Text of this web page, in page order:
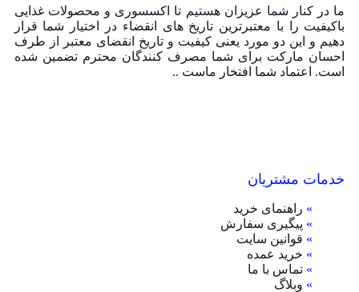
ما در کنار شما عزیزان هستیم تا اکسسوری و محصولات غذایی
باکیفیت را با معتبرترین تاریخ های انقضاء در اختیار شما قرار
دهیم و این دو مورد یعنی کیفیت و تاریخ انقضای معتبر از طرف
احسان مارکت برای شما مصرف کنندگان محترم تضمین شده
است. اعتماد شما افتخار ماست ..
خدمات مشتریان
» راهنمای خرید
» پیگیری سفارش
» قوانین سایت
» خرید عمده
» تماس با ما
» وبلاگ